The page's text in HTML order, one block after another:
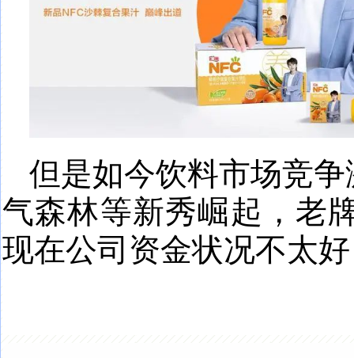
但是如今饮料市场竞
气森林等新秀崛起，老
现在公司资金状况不太